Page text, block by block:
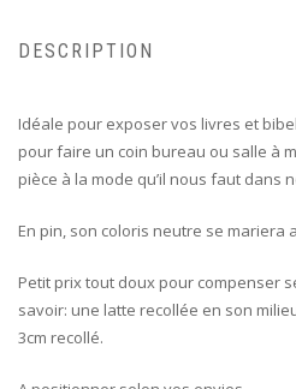
DESCRIPTION
Idéale pour exposer vos livres et
pour faire un coin bureau ou salle à
pièce à la mode qu’il nous faut dans
En pin, son coloris neutre se mariera
Petit prix tout doux pour compenser
savoir: une latte recollée en son
3cm recollé.